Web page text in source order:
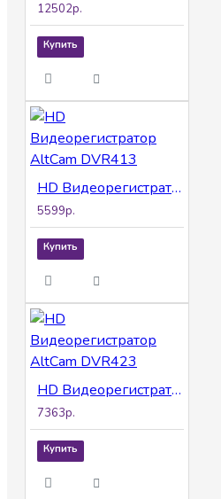
12502р.
Купить
HD Видеорегистратор AltCam DVR413
5599р.
Купить
HD Видеорегистратор AltCam DVR423
7363р.
Купить